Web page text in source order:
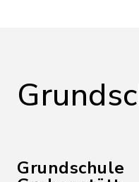
Grundschule